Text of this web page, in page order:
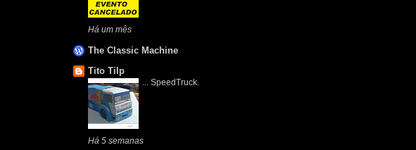
Há um mês
The Classic Machine
Tito Tilp
... SpeedTruck.
Há 5 semanas